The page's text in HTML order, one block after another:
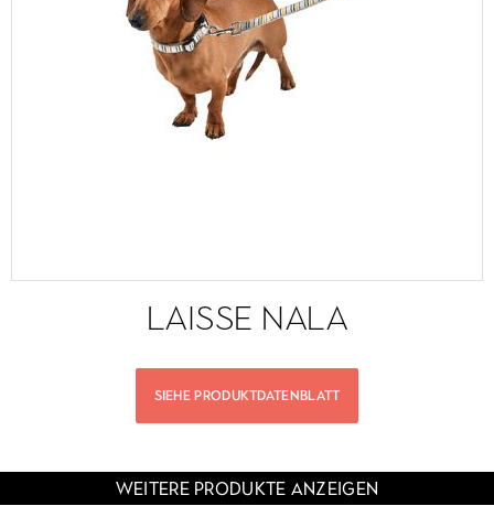
LAISSE NALA
SIEHE PRODUKTDATENBLATT
WEITERE PRODUKTE ANZEIGEN